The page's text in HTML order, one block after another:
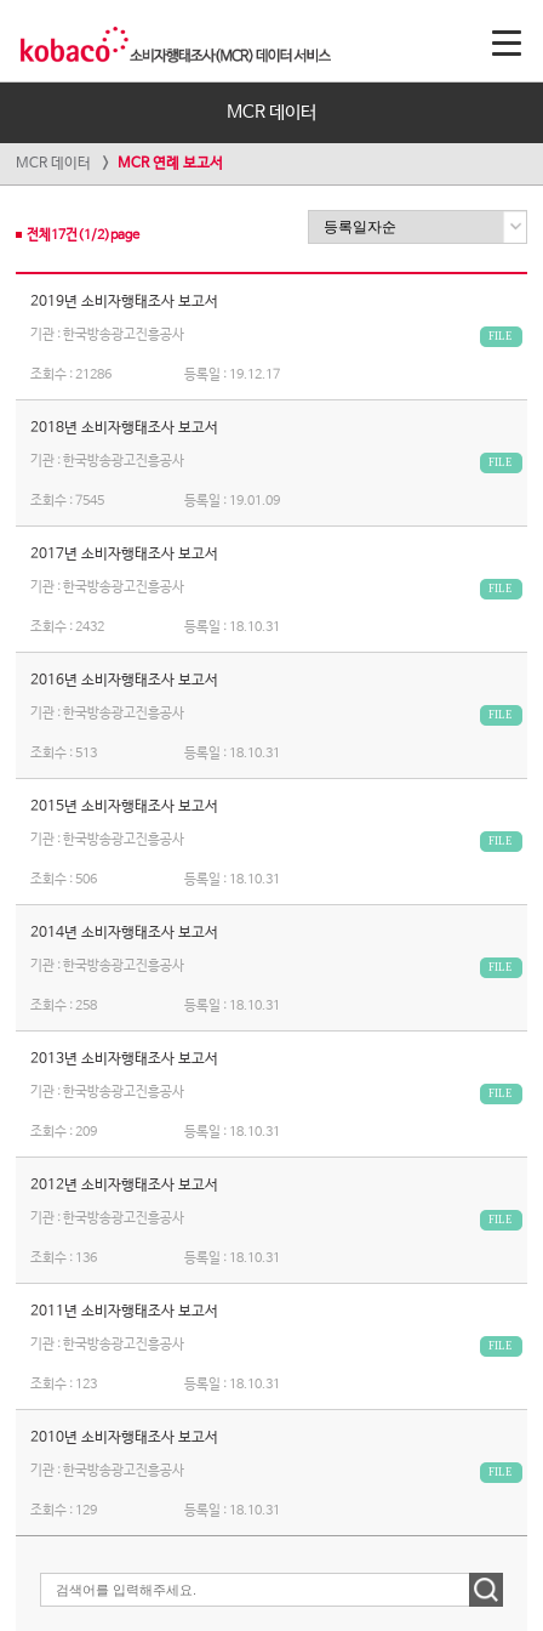
MCR 데이터
MCR 데이터 MCR 연례 보고서
전체 17건(1 /2)page
2019년 소비자행태조사 보고서
기관 : 한국방송광고진흥공사 FILE
조회수 :21286 등록일 : 19.12.17
2018년 소비자행태조사 보고서
기관 : 한국방송광고진흥공사 FILE
조회수 :7545 등록일 : 19.01.09
2017년 소비자행태조사 보고서
기관 : 한국방송광고진흥공사 FILE
조회수 :2432 등록일 : 18.10.31
2016년 소비자행태조사 보고서
기관 : 한국방송광고진흥공사 FILE
조회수 : 513 등록일 : 18.10.31
2015년 소비자행태조사 보고서
기관 : 한국방송광고진흥공사 FILE
조회수 : 506 등록일 : 18.10.31
2014년 소비자행태조사 보고서
기관 : 한국방송광고진흥공사 FILE
조회수 :258 등록일 : 18.10.31
2013년 소비자행태조사 보고서
기관 : 한국방송광고진흥공사 FILE
조회수 :209 등록일 : 18.10.31
2012년 소비자행태조사 보고서
기관 : 한국방송광고진흥공사 FILE
조회수 : 136 등록일 : 18.10.31
2011년 소비자행태조사 보고서
기관 : 한국방송광고진흥공사 FILE
조회수 : 123 등록일 : 18.10.31
2010년 소비자행태조사 보고서
기관 : 한국방송광고진흥공사 FILE
조회수 : 129 등록일 : 18.10.31